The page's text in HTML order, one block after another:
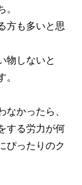
方も多いと思
物しないと
かったら、
する労力が何
ぴったりのク